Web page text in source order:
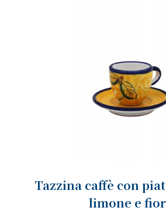
Tazzina caffè con
limone e